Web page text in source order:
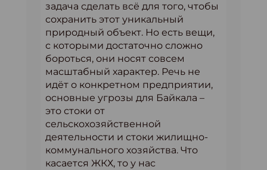
задача сделать всё для того, чтобы
сохранить этот уникальный
природный объект. Но есть вещи,
с которыми достаточно сложно
бороться, они носят совсем
масштабный характер. Речь не
идёт о конкретном предприятии,
основные угрозы для Байкала –
это стоки от
сельскохозяйственной
деятельности и стоки жилищно-
коммунального хозяйства. Что
касается ЖКХ, то у нас